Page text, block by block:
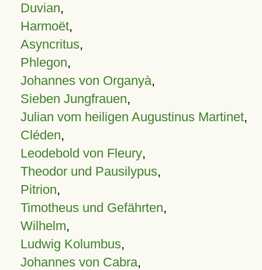
Duvian,
Harmoët,
Asyncritus,
Phlegon,
Johannes von Organyà,
Sieben Jungfrauen,
Julian vom heiligen Augustinus Martinet,
Cléden,
Leodebold von Fleury,
Theodor und Pausilypus,
Pitrion,
Timotheus und Gefährten,
Wilhelm,
Ludwig Kolumbus,
Johannes von Cabra,